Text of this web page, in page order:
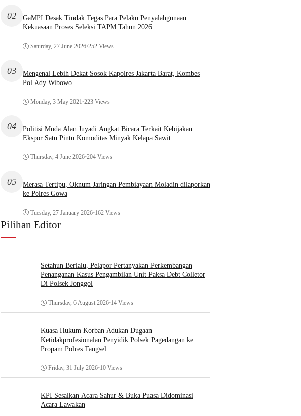
02
GaMPI Desak Tindak Tegas Para Pelaku Penyalahgunaan
Kekuasaan Proses Seleksi TAPM Tahun 2026
Saturday, 27 June 2026•252 Views
03
Mengenal Lebih Dekat Sosok Kapolres Jakarta Barat, Kombes
Pol Ady Wibowo
Monday, 3 May 2021•223 Views
04
Politisi Muda Alan Juyadi Angkat Bicara Terkait Kebijakan
Ekspor Satu Pintu Komoditas Minyak Kelapa Sawit
Thursday, 4 June 2026•204 Views
05
Merasa Tertipu, Oknum Jaringan Pembiayaan Moladin dilaporkan
ke Polres Gowa
Tuesday, 27 January 2026•162 Views
Pilihan Editor
Setahun Berlalu, Pelapor Pertanyakan Perkembangan
Penanganan Kasus Pengambilan Unit Paksa Debt Colletor
Di Polsek Jonggol
Thursday, 6 August 2026•14 Views
Kuasa Hukum Korban Adukan Dugaan
Ketidakprofesionalan Penyidik Polsek Pagedangan ke
Propam Polres Tangsel
Friday, 31 July 2026•10 Views
KPI Sesalkan Acara Sahur & Buka Puasa Didominasi
Acara Lawakan